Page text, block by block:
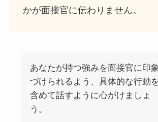
かが面接官に伝わりません。
あなたが持つ強みを面接官に印
づけられるよう、具体的な行動
含めて話すように心がけましょ
う。